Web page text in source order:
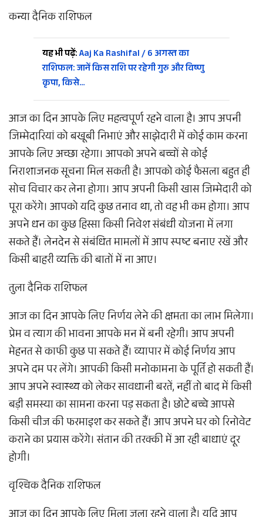
कन्या दैनिक राशिफल
यह भी पढ़ें:Aaj Ka Rashifal / 6 अगस्त का
राशिफल: जानें किस राशि पर रहेगी गुरु और विष्णु
कृपा, किसे…
आज का दिन आपके लिए महत्वपूर्ण रहने वाला है। आप अपनी
जिम्मेदारियां को बखूबी निभाएं और साझेदारी में कोई काम करना
आपके लिए अच्छा रहेगा। आपको अपने बच्चों से कोई
निराशाजनक सूचना मिल सकती है। आपको कोई फैसला बहुत ही
सोच विचार कर लेना होगा। आप अपनी किसी खास जिम्मेदारी को
पूरा करेंगे। आपको यदि कुछ तनाव था, तो वह भी कम होगा। आप
अपने धन का कुछ हिस्सा किसी निवेश संबंधी योजना में लगा
सकते हैं। लेनदेन से संबंधित मामलों में आप स्पष्ट बनाए रखें और
किसी बाहरी व्यक्ति की बातों में ना आए।
तुला दैनिक राशिफल
आज का दिन आपके लिए निर्णय लेने की क्षमता का लाभ मिलेगा।
प्रेम व त्याग की भावना आपके मन में बनी रहेगी। आप अपनी
मेहनत से काफी कुछ पा सकते हैं। व्यापार में कोई निर्णय आप
अपने दम पर लेंगे। आपकी किसी मनोकामना के पूर्ति हो सकती हैं।
आप अपने स्वास्थ्य को लेकर सावधानी बरतें, नहीं तो बाद में किसी
बड़ी समस्या का सामना करना पड़ सकता है। छोटे बच्चे आपसे
किसी चीज की फरमाइश कर सकते हैं। आप अपने घर को रिनोवेट
कराने का प्रयास करेंगे। संतान की तरक्की में आ रही बाधाएं दूर
होगी।
वृश्चिक दैनिक राशिफल